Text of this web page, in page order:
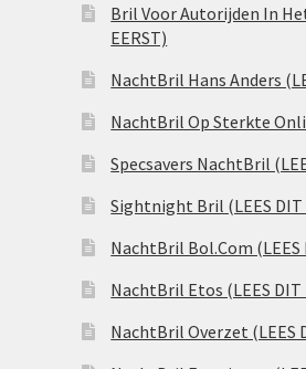
Bril Voor Autorijden In
EERST)
NachtBril Hans Anders
NachtBril Op Sterkte
Specsavers NachtBril
Sightnight Bril (LEES DIT
NachtBril Bol.Com (LEES
NachtBril Etos (LEES DIT
NachtBril Overzet (LEES